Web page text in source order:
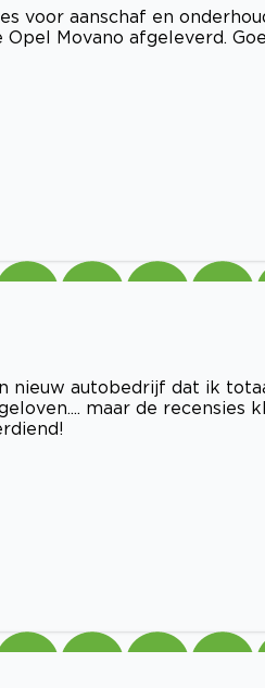
voor aanschaf en
Movano afgeleverd.
nieuw autobedrijf dat ik
maar de recensies